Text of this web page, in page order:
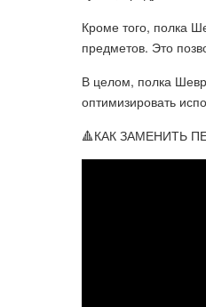
Кроме того, полка
предметов. Это
В целом, полка
оптимизировать
🔺КАК ЗАМЕНИТЬ